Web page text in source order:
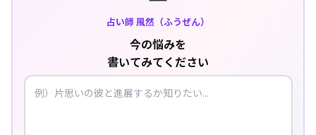
占い師 風然（ふうぜん）
今の悩みを
書いてみてください